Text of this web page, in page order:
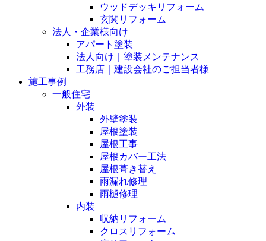
ウッドデッキリフォーム
玄関リフォーム
法人・企業様向け
アパート塗装
法人向け｜塗装メンテナンス
工務店｜建設会社のご担当者様
施工事例
一般住宅
外装
外壁塗装
屋根塗装
屋根工事
屋根カバー工法
屋根葺き替え
雨漏れ修理
雨樋修理
内装
収納リフォーム
クロスリフォーム